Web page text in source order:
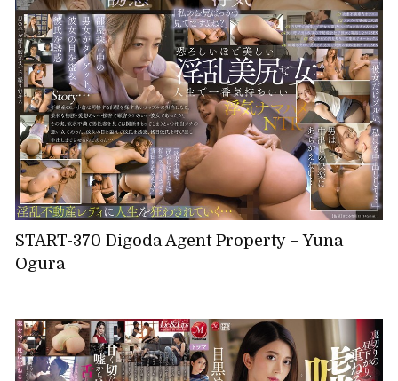
START-370 Digoda Agent Property – Yuna
Ogura